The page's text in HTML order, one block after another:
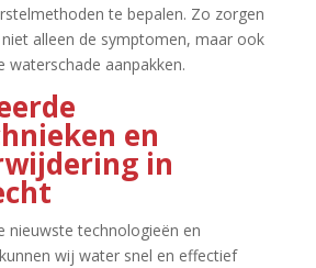
te bepalen.​ Zo zorgen
alleen de symptomen, maar ook
waterschade aanpakken.​
en
in
nieuwste technologieën en
wij water snel en effectief